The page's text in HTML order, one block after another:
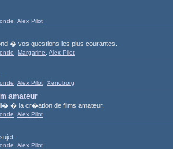
Alex Pilot
� vos questions les plus courantes.
Margarine Alex Pilot
Alex Pilot Xenoborg
amateur
� la cr�ation de films amateur.
Alex Pilot
Alex Pilot